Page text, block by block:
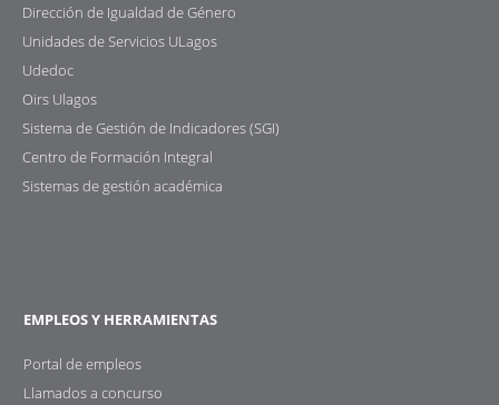
Dirección de Igualdad de Género
Unidades de Servicios ULagos
Udedoc
Oirs Ulagos
Sistema de Gestión de Indicadores (SGI)
Centro de Formación Integral
Sistemas de gestión académica
EMPLEOS Y HERRAMIENTAS
Portal de empleos
Llamados a concurso